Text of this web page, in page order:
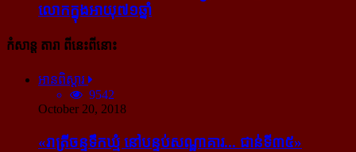
លោក​ក្នុង​អាយុ​៧១ឆ្នាំ
កំសាន្ដ តារា ពីនេះពីនោះ
អានពិស្ដារ
9542
October 20, 2018
«រាត្រីចន្ទទឹកឃ្មុំ នៅបន្ទប់សណ្ឋាគារ... ជាន់ទី៣៥»